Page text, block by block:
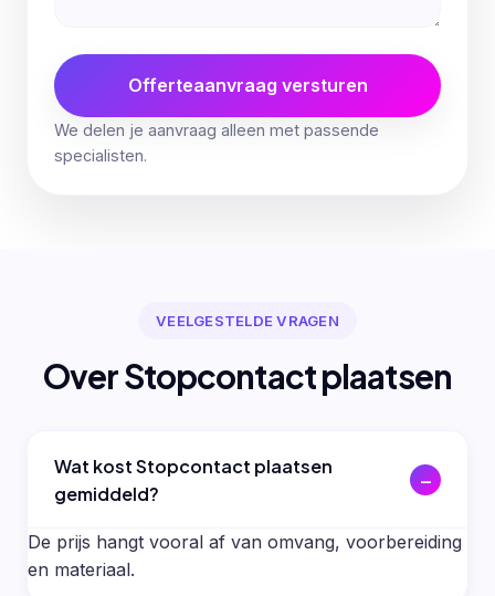
Offerteaanvraag versturen
We delen je aanvraag alleen met passende
specialisten.
VEELGESTELDE VRAGEN
Over Stopcontact plaatsen
Wat kost Stopcontact plaatsen
gemiddeld?
De prijs hangt vooral af van omvang, voorbereiding
en materiaal.